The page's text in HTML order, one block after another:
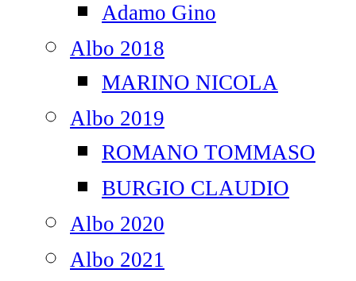
Adamo Gino
Albo 2018
MARINO NICOLA
Albo 2019
ROMANO TOMMASO
BURGIO CLAUDIO
Albo 2020
Albo 2021